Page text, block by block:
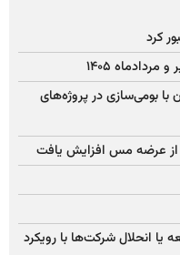
ایران با بومی‌سازی در پروژه‌های
عرضه مس افزایش یافت
یا انحلال شرکت‌ها با رویکرد